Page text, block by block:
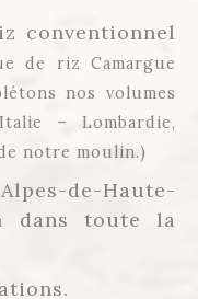
conventionnel
de riz Camargue
nos volumes
– Lombardie,
notre moulin.)
de-Haute-
dans toute la